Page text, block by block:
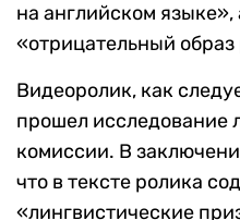
на английском языке»,
«отрицательный
Видеоролик, как
прошел исследование
комиссии. В
что в тексте ролика
«лингвистические